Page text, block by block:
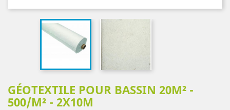
GÉOTEXTILE POUR BASSIN 20M² -
500/M² - 2X10M